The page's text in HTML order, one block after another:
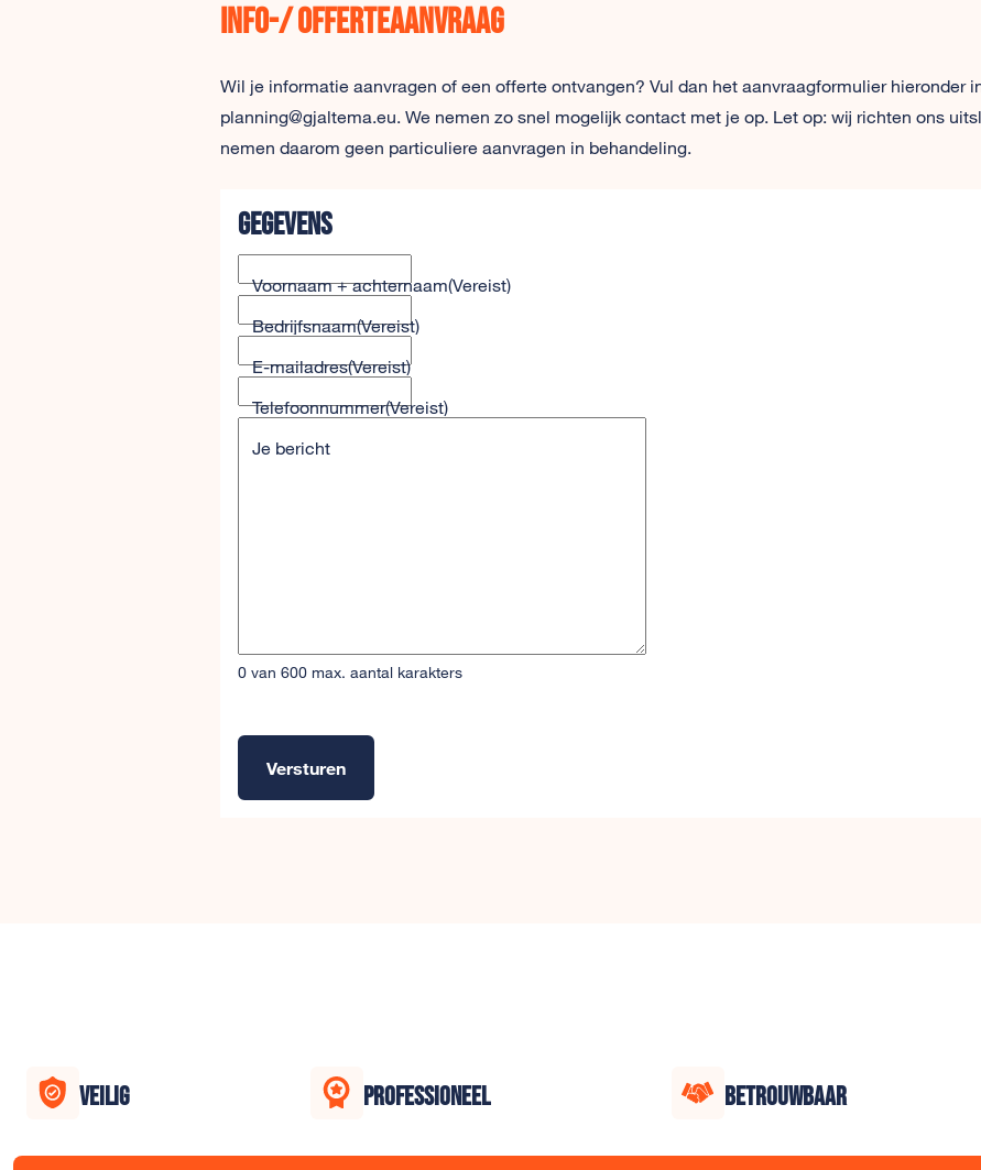
Info-/ offerteaanvraag
Wil je informatie aanvragen of een offerte ontvangen? Vul dan het aanvraagformulier hieronder
planning@gjaltema.eu. We nemen zo snel mogelijk contact met je op. Let op: wij richten ons
nemen daarom geen particuliere aanvragen in behandeling.
Gegevens
Voornaam + achternaam(Vereist)
Bedrijfsnaam(Vereist)
E-mailadres(Vereist)
Telefoonnummer(Vereist)
Je bericht
0 van 600 max. aantal karakters
Versturen
VEILIG PROFESSIONEEL BETROUWBAAR